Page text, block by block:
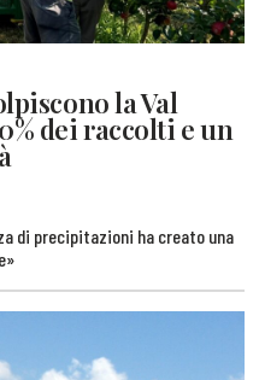
la Val
dei raccolti e un
di precipitazioni ha creato una